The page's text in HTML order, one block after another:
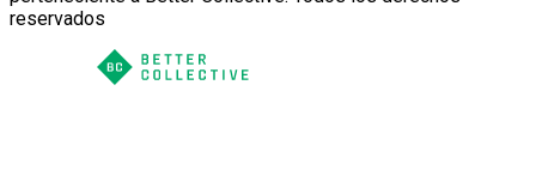
reservados